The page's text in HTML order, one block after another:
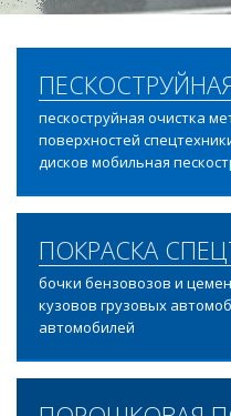
пескоструйная очистка
поверхностей
дисков мобильная
ПОКРАСКА
бочки бензовозов и
кузовов грузовых
автомобилей